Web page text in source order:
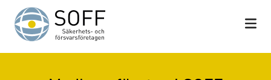
Hoppa till innehåll